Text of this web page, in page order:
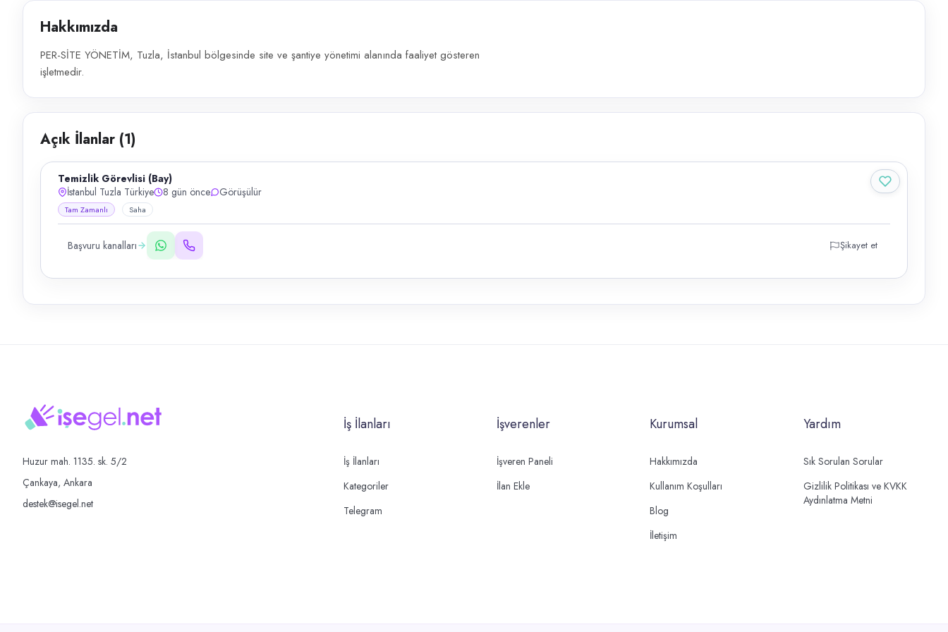
Hakkımızda
PER-SİTE YÖNETİM, Tuzla, İstanbul bölgesinde site ve şantiye yönetimi alanında faaliyet gösteren
işletmedir.
Açık İlanlar (1)
Temizlik Görevlisi (Bay)
İstanbul Tuzla Türkiye
8 gün önce Görüşülür
Tam Zamanlı Saha
Başvuru kanalları Şikayet et
Huzur mah. 1135. sk. 5/2
Çankaya, Ankara
destek@isegel.net
İş İlanları
İş İlanları
Kategoriler
Telegram
İşverenler
İşveren Paneli
İlan Ekle
Kurumsal
Hakkımızda
Kullanım Koşulları
Blog
İletişim
Yardım
Sık Sorulan Sorular
Gizlilik Politikası ve KVKK
Aydınlatma Metni